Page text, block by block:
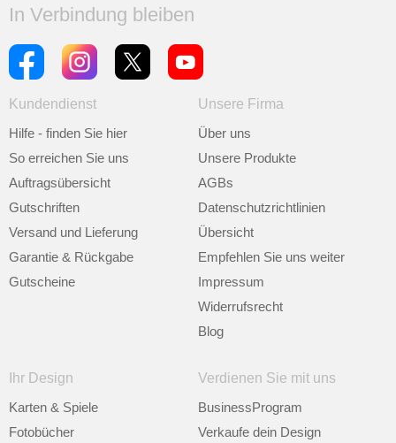
In Verbindung bleiben
Kundendienst
Hilfe - finden Sie hier
So erreichen Sie uns
Auftragsübersicht
Gutschriften
Versand und Lieferung
Garantie & Rückgabe
Gutscheine
Unsere Firma
Über uns
Unsere Produkte
AGBs
Datenschutzrichtlinien
Übersicht
Empfehlen Sie uns weiter
Impressum
Widerrufsrecht
Blog
Ihr Design
Karten & Spiele
Fotobücher
Verdienen Sie mit uns
BusinessProgram
Verkaufe dein Design